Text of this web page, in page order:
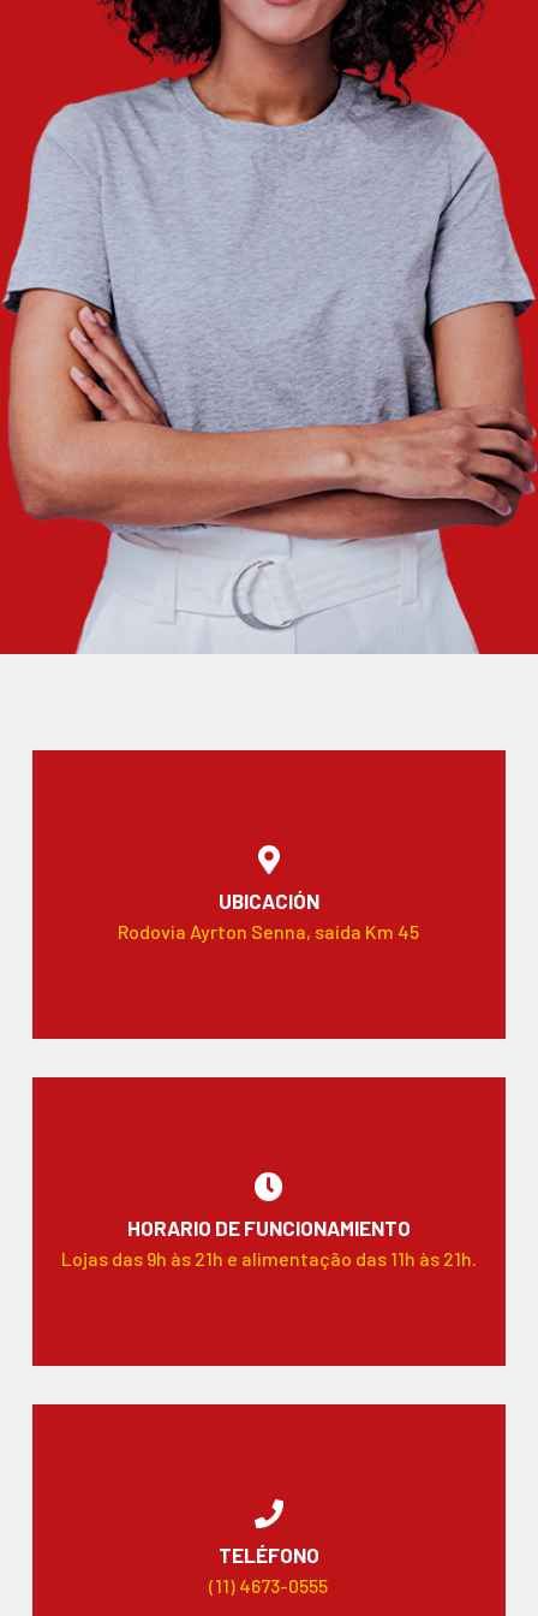
UBICACIÓN
Rodovia Ayrton Senna, saída Km 45
HORARIO DE FUNCIONAMIENTO
Lojas das 9h às 21h e alimentação das 11h às 21h.
TELÉFONO
(11) 4673-0555